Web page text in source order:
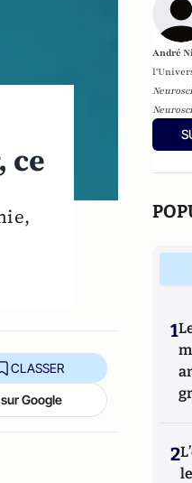
ce
CLASSER
Google
André
1
2